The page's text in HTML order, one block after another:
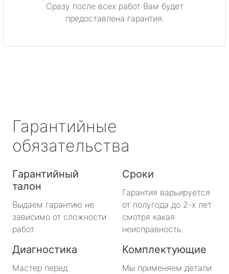
Сразу после всех работ Вам будет
предоставлена гарантия.
Гарантийные
обязательства
Гарантийный
талон
Выдаем гарантию не
зависимо от сложности
работ.
Сроки
Гарантия варьируется
от полугода до 2-х лет
смотря какая
неисправность.
Диагностика
Мастер перед
Комплектующие
Мы применяем детали